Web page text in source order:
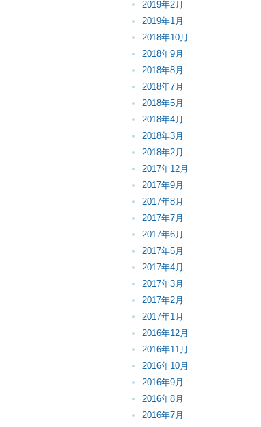
2019年2月
2019年1月
2018年10月
2018年9月
2018年8月
2018年7月
2018年5月
2018年4月
2018年3月
2018年2月
2017年12月
2017年9月
2017年8月
2017年7月
2017年6月
2017年5月
2017年4月
2017年3月
2017年2月
2017年1月
2016年12月
2016年11月
2016年10月
2016年9月
2016年8月
2016年7月